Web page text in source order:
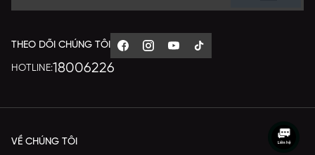
THEO DÕI CHÚNG TÔI
HOTLINE:18006226
VỀ CHÚNG TÔI